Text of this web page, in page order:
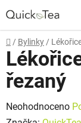
na
obsah
Domů
/ Bylinky /
řezaný
Průměrné
Neohodnoceno